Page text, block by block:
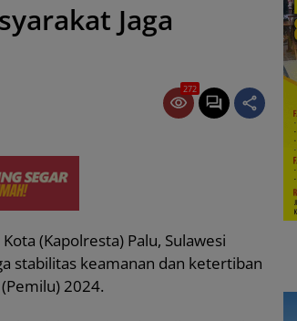
Jaga
272
(Kapolresta) Palu, Sulawesi
stabilitas keamanan dan ketertiban
2024.